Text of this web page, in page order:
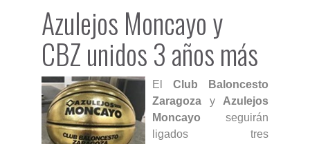
Azulejos Moncayo y
CBZ unidos 3 años más
El Club Baloncesto
Zaragoza y Azulejos
Moncayo seguirán
ligados tres